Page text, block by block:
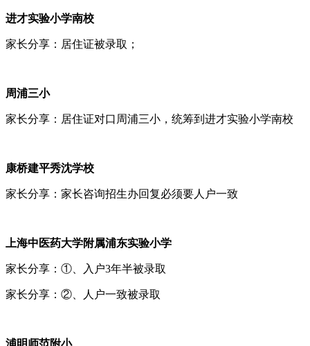
进才实验小学南校
家长分享：居住证被录取；
周浦三小
家长分享：居住证对口周浦三小，统筹到进才实验小学南校
康桥建平秀沈学校
家长分享：家长咨询招生办回复必须要人户一致
上海中医药大学附属浦东实验小学
家长分享：①、入户3年半被录取
家长分享：②、人户一致被录取